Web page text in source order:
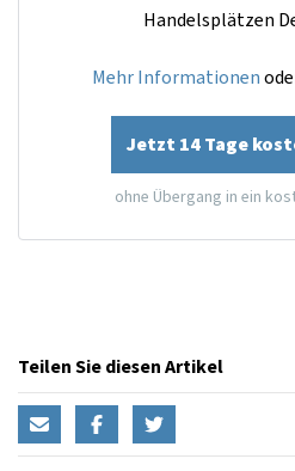
Handelsplätzen
Mehr Informationen
Jetzt 14 Tage
ohne Übergang in ein
Teilen Sie diesen Artikel